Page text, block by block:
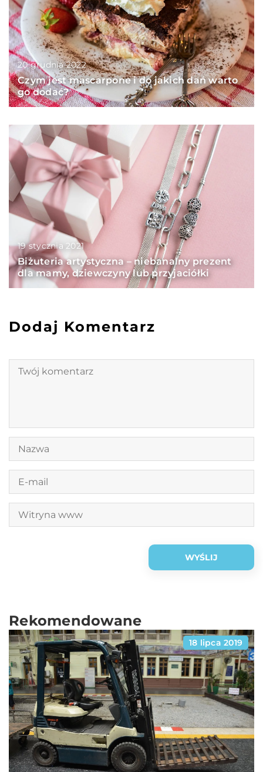
20 grudnia 2022
Czym jest mascarpone i do jakich dań warto
go dodać?
19 stycznia 2021
Biżuteria artystyczna – niebanalny prezent
dla mamy, dziewczyny lub przyjaciółki
Dodaj Komentarz
Rekomendowane
18 lipca 2019